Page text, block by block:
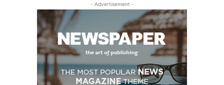
- Advertisement -